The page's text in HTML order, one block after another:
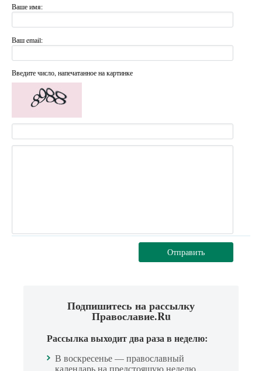
Ваше имя:
Ваш email:
Введите число, напечатанное на картинке
Отправить
Подпишитесь на рассылку
Православие.Ru
Рассылка выходит два раза в неделю:
В воскресенье — православный
календарь на предстоящую неделю.